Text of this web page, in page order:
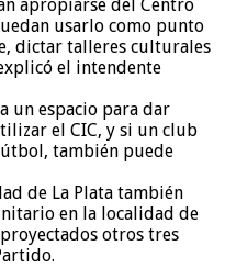
apropiarse del Centro
usarlo como punto
dictar talleres culturales
el intendente
un espacio para dar
el CIC, y si un club
también puede
de La Plata también
en la localidad de
otros tres